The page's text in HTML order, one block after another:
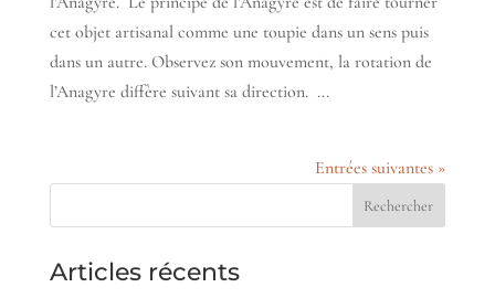
cet objet artisanal comme une toupie dans un sens puis
dans un autre. Observez son mouvement, la rotation de
l’Anagyre diffère suivant sa direction. ...
Entrées suivantes »
Articles récents